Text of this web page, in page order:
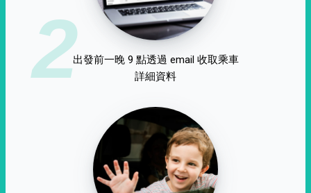
2出發前一晚 9 點透過 email 收取乘車
詳細資料